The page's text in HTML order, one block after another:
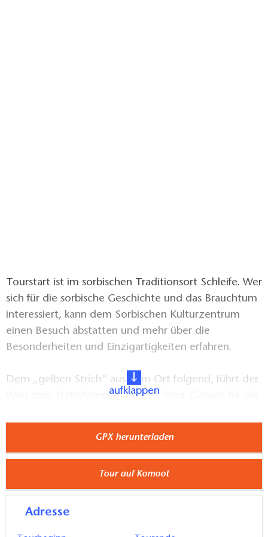
Tourstart ist im sorbischen Traditionsort Schleife. Wer
sich für die sorbische Geschichte und das Brauchtum
interessiert, kann dem Sorbischen Kulturzentrum
einen Besuch abstatten und mehr über die
Besonderheiten und Einzigartigkeiten erfahren.
Dem „gelben Strich“ aus dem Ort folgend, führt der
Weg zum Naturlehrpfad Borstel-Weg. Gerade für die
bei richtiger Lösung auch eine Überraschung
verspricht. Dem Maskottchen Igel Borstel und den
verschiedenen Stationen wird dann schließlich bis
zum Halbendorfer See gefolgt. Ab hier beginnt der
aufklappen
GPX herunterladen
Tour auf Komoot
Adresse